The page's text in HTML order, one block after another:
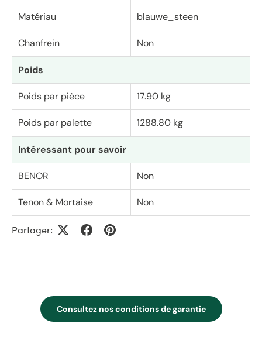
Matériau blauwe_steen
Chanfrein Non
Poids
Poids par pièce 17.90 kg
Poids par palette 1288.80 kg
Intéressant pour savoir
BENOR Non
Tenon & Mortaise Non
Partager:
Consultez nos conditions de garantie